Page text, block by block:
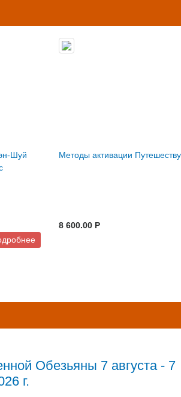
Шуй
Методы активации
8 600.00 P
Обезьяны 7 августа - 7
г.